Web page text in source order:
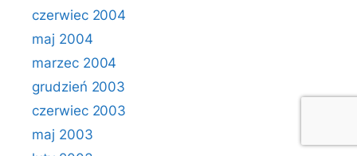
czerwiec 2004
maj 2004
marzec 2004
grudzień 2003
czerwiec 2003
maj 2003